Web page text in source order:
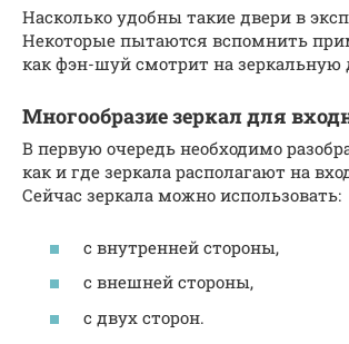
Насколько удобны такие двери в
Некоторые пытаются вспомнить
как фэн-шуй смотрит на зеркальную
Многообразие зеркал для
В первую очередь необходимо
как и где зеркала располагают на
Сейчас зеркала можно использовать:
с внутренней стороны,
с внешней стороны,
с двух сторон.